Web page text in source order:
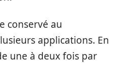
conservé au
applications. En
une à deux fois par